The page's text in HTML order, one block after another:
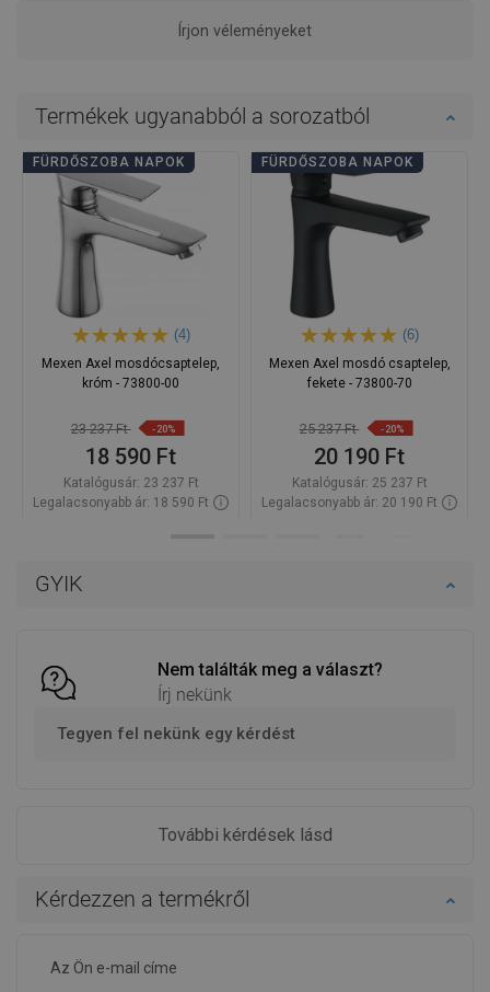
GYIK
Nem találták meg a választ?
Írj nekünk
Tegyen fel nekünk egy kérdést
További kérdések lásd
Írjon véleményeket
Kérdezzen a termékről
Termékek ugyanabból a sorozatból
FÜRDŐSZOBA NAPOK
(4)
Mexen Axel mosdócsaptelep,
króm - 73800-00
23 237 Ft -20%
18 590 Ft
Katalógusár: 23 237 Ft
Legalacsonyabb ár: 18 590 Ft
FÜRDŐSZOBA NAPOK
(6)
Mexen Axel mosdó csaptelep,
fekete - 73800-70
25 237 Ft -20%
20 190 Ft
Katalógusár: 25 237 Ft
Legalacsonyabb ár: 20 190 Ft